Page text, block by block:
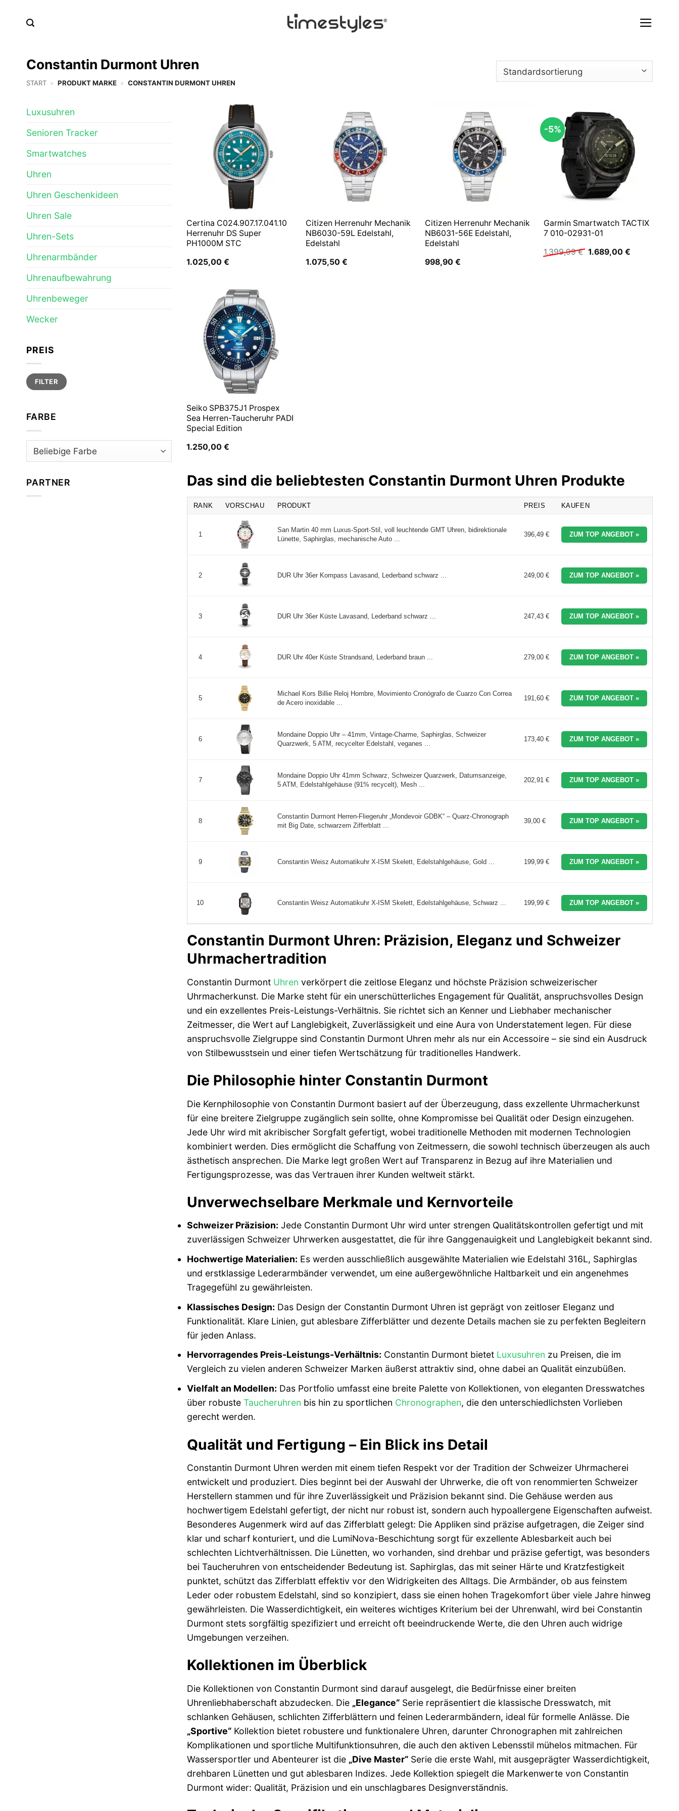
Constantin Durmont Uhren
START » PRODUKT MARKE » CONSTANTIN DURMONT UHREN
Luxusuhren
Senioren Tracker
Smartwatches
Uhren
Uhren Geschenkideen
Uhren Sale
Uhren-Sets
Uhrenarmbänder
Uhrenaufbewahrung
Uhrenbeweger
Wecker
PREIS
Min.
Preis
Max.
PreisFILTER
FARBE
PARTNER
Certina C024.907.17.041.10
Herrenuhr DS Super
PH1000M STC
1.025,00€
Citizen Herrenuhr Mechanik
NB6030-59L Edelstahl,
Edelstahl
1.075,50 €
Citizen Herrenuhr Mechanik
NB6031-56E Edelstahl,
Edelstahl
998,90 €
-5%
Garmin Smartwatch TACTIX
7 010-02931-01
1.399,99€ Ursprünglicher
1.689,00 €Aktueller
Seiko SPB375J1 Prospex
Sea Herren-Taucheruhr PADI
Special Edition
1.250,00€
Das sind die beliebtesten Constantin Durmont Uhren Produkte
RANK VORSCHAU PRODUKT PREIS KAUFEN
1
San Martin 40 mm Luxus-Sport-Stil, voll leuchtende GMT Uhren, bidirektionale
Lünette, Saphirglas, mechanische Auto ...
396,49 € ZUM TOP ANGEBOT »
2 DUR Uhr 36er Kompass Lavasand, Lederband schwarz ... 249,00 € ZUM TOP ANGEBOT »
3 DUR Uhr 36er Küste Lavasand, Lederband schwarz ... 247,43 € ZUM TOP ANGEBOT »
4 DUR Uhr 40er Küste Strandsand, Lederband braun ... 279,00 € ZUM TOP ANGEBOT »
5
Michael Kors Billie Reloj Hombre, Movimiento Cronógrafo de Cuarzo Con Correa
de Acero inoxidable ...
191,60 € ZUM TOP ANGEBOT »
6
Mondaine Doppio Uhr – 41mm, Vintage-Charme, Saphirglas, Schweizer
Quarzwerk, 5 ATM, recycelter Edelstahl, veganes ...
173,40 € ZUM TOP ANGEBOT »
7
Mondaine Doppio Uhr 41mm Schwarz, Schweizer Quarzwerk, Datumsanzeige,
5 ATM, Edelstahlgehäuse (91% recycelt), Mesh ...
202,91 € ZUM TOP ANGEBOT »
8
Constantin Durmont Herren-Fliegeruhr „Mondevoir GDBK“ – Quarz-Chronograph
mit Big Date, schwarzem Zifferblatt ...
39,00 € ZUM TOP ANGEBOT »
9 Constantin Weisz Automatikuhr X-ISM Skelett, Edelstahlgehäuse, Gold ... 199,99 € ZUM TOP ANGEBOT »
10 Constantin Weisz Automatikuhr X-ISM Skelett, Edelstahlgehäuse, Schwarz ... 199,99 € ZUM TOP ANGEBOT »
Constantin Durmont Uhren: Präzision, Eleganz und Schweizer
Uhrmachertradition
Constantin Durmont Uhren verkörpert die zeitlose Eleganz und höchste Präzision schweizerischer
Uhrmacherkunst. Die Marke steht für ein unerschütterliches Engagement für Qualität, anspruchsvolles Design
und ein exzellentes Preis-Leistungs-Verhältnis. Sie richtet sich an Kenner und Liebhaber mechanischer
Zeitmesser, die Wert auf Langlebigkeit, Zuverlässigkeit und eine Aura von Understatement legen. Für diese
anspruchsvolle Zielgruppe sind Constantin Durmont Uhren mehr als nur ein Accessoire – sie sind ein Ausdruck
von Stilbewusstsein und einer tiefen Wertschätzung für traditionelles Handwerk.
Die Philosophie hinter Constantin Durmont
Die Kernphilosophie von Constantin Durmont basiert auf der Überzeugung, dass exzellente Uhrmacherkunst
für eine breitere Zielgruppe zugänglich sein sollte, ohne Kompromisse bei Qualität oder Design einzugehen.
Jede Uhr wird mit akribischer Sorgfalt gefertigt, wobei traditionelle Methoden mit modernen Technologien
kombiniert werden. Dies ermöglicht die Schaffung von Zeitmessern, die sowohl technisch überzeugen als auch
ästhetisch ansprechen. Die Marke legt großen Wert auf Transparenz in Bezug auf ihre Materialien und
Fertigungsprozesse, was das Vertrauen ihrer Kunden weltweit stärkt.
Unverwechselbare Merkmale und Kernvorteile
Schweizer Präzision: Jede Constantin Durmont Uhr wird unter strengen Qualitätskontrollen gefertigt und mit
zuverlässigen Schweizer Uhrwerken ausgestattet, die für ihre Ganggenauigkeit und Langlebigkeit bekannt sind.
Hochwertige Materialien: Es werden ausschließlich ausgewählte Materialien wie Edelstahl 316L, Saphirglas
und erstklassige Lederarmbänder verwendet, um eine außergewöhnliche Haltbarkeit und ein angenehmes
Tragegefühl zu gewährleisten.
Klassisches Design: Das Design der Constantin Durmont Uhren ist geprägt von zeitloser Eleganz und
Funktionalität. Klare Linien, gut ablesbare Zifferblätter und dezente Details machen sie zu perfekten Begleitern
für jeden Anlass.
Hervorragendes Preis-Leistungs-Verhältnis: Constantin Durmont bietet Luxusuhren zu Preisen, die im
Vergleich zu vielen anderen Schweizer Marken äußerst attraktiv sind, ohne dabei an Qualität einzubüßen.
Vielfalt an Modellen: Das Portfolio umfasst eine breite Palette von Kollektionen, von eleganten Dresswatches
über robuste Taucheruhren bis hin zu sportlichen Chronographen, die den unterschiedlichsten Vorlieben
gerecht werden.
Qualität und Fertigung – Ein Blick ins Detail
Constantin Durmont Uhren werden mit einem tiefen Respekt vor der Tradition der Schweizer Uhrmacherei
entwickelt und produziert. Dies beginnt bei der Auswahl der Uhrwerke, die oft von renommierten Schweizer
Herstellern stammen und für ihre Zuverlässigkeit und Präzision bekannt sind. Die Gehäuse werden aus
hochwertigem Edelstahl gefertigt, der nicht nur robust ist, sondern auch hypoallergene Eigenschaften aufweist.
Besonderes Augenmerk wird auf das Zifferblatt gelegt: Die Appliken sind präzise aufgetragen, die Zeiger sind
klar und scharf konturiert, und die LumiNova-Beschichtung sorgt für exzellente Ablesbarkeit auch bei
schlechten Lichtverhältnissen. Die Lünetten, wo vorhanden, sind drehbar und präzise gefertigt, was besonders
bei Taucheruhren von entscheidender Bedeutung ist. Saphirglas, das mit seiner Härte und Kratzfestigkeit
punktet, schützt das Zifferblatt effektiv vor den Widrigkeiten des Alltags. Die Armbänder, ob aus feinstem
Leder oder robustem Edelstahl, sind so konzipiert, dass sie einen hohen Tragekomfort über viele Jahre hinweg
gewährleisten. Die Wasserdichtigkeit, ein weiteres wichtiges Kriterium bei der Uhrenwahl, wird bei Constantin
Durmont stets sorgfältig spezifiziert und erreicht oft beeindruckende Werte, die den Uhren auch widrige
Umgebungen verzeihen.
Kollektionen im Überblick
Die Kollektionen von Constantin Durmont sind darauf ausgelegt, die Bedürfnisse einer breiten
Uhrenliebhaberschaft abzudecken. Die „Elegance“Serie repräsentiert die klassische Dresswatch, mit
schlanken Gehäusen, schlichten Zifferblättern und feinen Lederarmbändern, ideal für formelle Anlässe. Die
„Sportive“Kollektion bietet robustere und funktionalere Uhren, darunter Chronographen mit zahlreichen
Komplikationen und sportliche Multifunktionsuhren, die auch den aktiven Lebensstil mühelos mitmachen. Für
Wassersportler und Abenteurer ist die „Dive Master“Serie die erste Wahl, mit ausgeprägter Wasserdichtigkeit,
drehbaren Lünetten und gut ablesbaren Indizes. Jede Kollektion spiegelt die Markenwerte von Constantin
Durmont wider: Qualität, Präzision und ein unschlagbares Designverständnis.